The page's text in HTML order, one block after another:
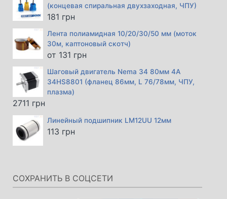
(концевая спиральная двухзаходная, ЧПУ)
181 грн
Лента полиамидная 10/20/30/50 мм (моток
30м, каптоновый скотч)
от 131 грн
Шаговый двигатель Nema 34 80мм 4А
34HS8801 (фланец 86мм, L 76/78мм, ЧПУ,
плазма)
2711 грн
Линейный подшипник LM12UU 12мм
113 грн
СОХРАНИТЬ В СОЦСЕТИ